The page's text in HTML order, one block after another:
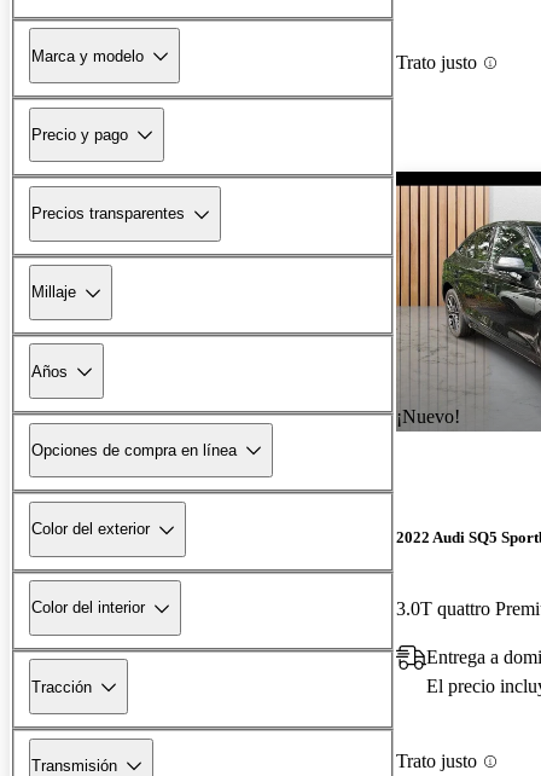
Marca y modelo
Precio y pago
Precios transparentes
Millaje
Años
Opciones de compra en línea
Color del exterior
Color del interior
Tracción
Transmisión
Trato justo
¡Nuevo!
2022 Audi SQ5
3.0T quattro
Entrega a
El precio
Trato justo